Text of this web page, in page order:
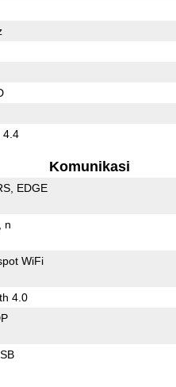
4.4
Komunikasi
EDGE
n
WiFi
4.0